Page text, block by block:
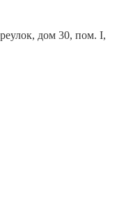
дом 30, пом. I,